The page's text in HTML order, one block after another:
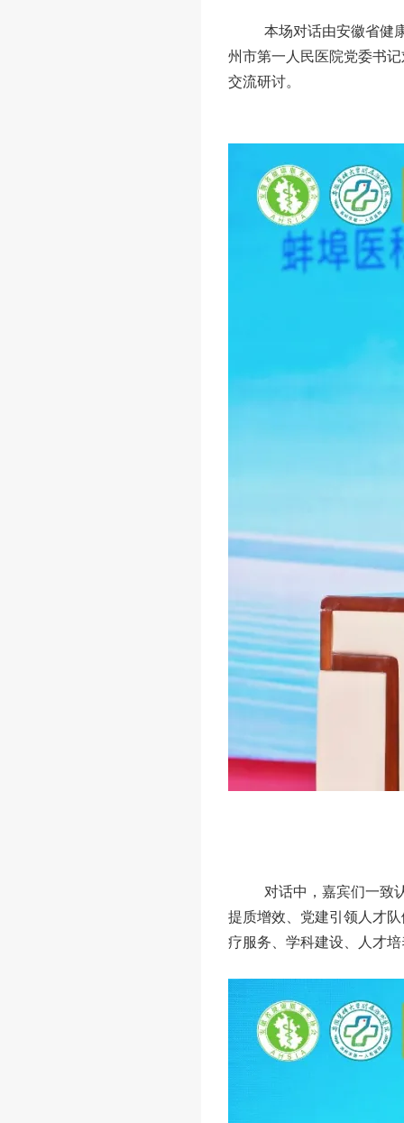
本场对话由安徽省健
州市第一人民医院党委书
交流研讨。
对话中，嘉宾们一致
提质增效、党建引领人才
疗服务、学科建设、人才